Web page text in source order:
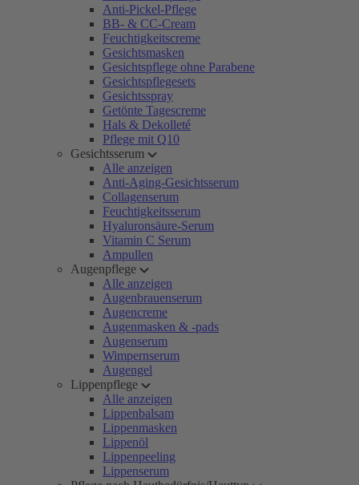
Anti-Pickel-Pflege
BB- & CC-Cream
Feuchtigkeitscreme
Gesichtsmasken
Gesichtspflege ohne Parabene
Gesichtspflegesets
Gesichtsspray
Getönte Tagescreme
Hals & Dekolleté
Pflege mit Q10
Gesichtsserum
Alle anzeigen
Anti-Aging-Gesichtsserum
Collagenserum
Feuchtigkeitsserum
Hyaluronsäure-Serum
Vitamin C Serum
Ampullen
Augenpflege
Alle anzeigen
Augenbrauenserum
Augencreme
Augenmasken & -pads
Augenserum
Wimpernserum
Augengel
Lippenpflege
Alle anzeigen
Lippenbalsam
Lippenmasken
Lippenöl
Lippenpeeling
Lippenserum